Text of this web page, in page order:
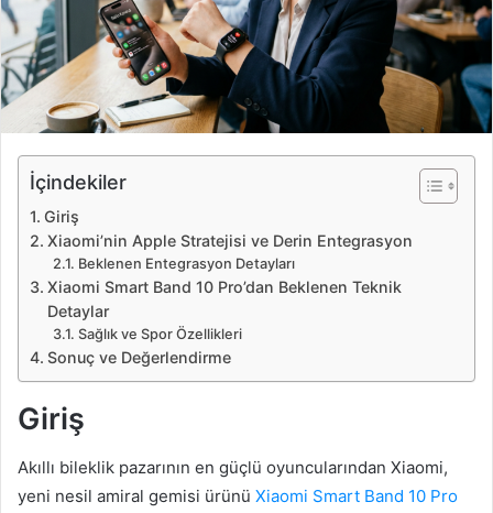
t
a
g
n
e
İçindekiler
Giriş
Xiaomi’nin Apple Stratejisi ve Derin Entegrasyon
Beklenen Entegrasyon Detayları
Xiaomi Smart Band 10 Pro’dan Beklenen Teknik
Detaylar
Sağlık ve Spor Özellikleri
Sonuç ve Değerlendirme
Giriş
Akıllı bileklik pazarının en güçlü oyuncularından Xiaomi,
yeni nesil amiral gemisi ürünü Xiaomi Smart Band 10 Pro